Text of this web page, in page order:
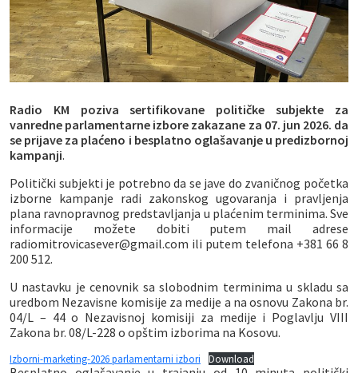
Radio KM poziva sertifikovane političke subjekte za
vanredne parlamentarne izbore zakazane za 07. jun 2026. da
se prijave za plaćeno i besplatno oglašavanje u predizbornoj
kampanji.
Politički subjekti je potrebno da se jave do zvaničnog početka
izborne kampanje radi zakonskog ugovaranja i pravljenja
plana ravnopravnog predstavljanja u plaćenim terminima. Sve
informacije možete dobiti putem mail adrese
radiomitrovicasever@gmail.com ili putem telefona +381 66 8
200 512.
U nastavku je cenovnik sa slobodnim terminima u skladu sa
uredbom Nezavisne komisije za medije a na osnovu Zakona br.
04/L – 44 o Nezavisnoj komisiji za medije i Poglavlju VIII
Zakona br. 08/L-228 o opštim izborima na Kosovu.
Izborni-marketing-2026 parlamentarni izbori Download